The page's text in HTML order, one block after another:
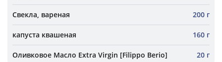
Свекла, вареная 200 г
капуста квашеная 160 г
Оливковое Масло Extra Virgin [Filippo Berio] 20 г